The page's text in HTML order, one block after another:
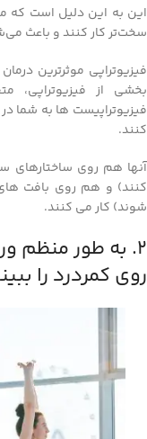
این به این دلیل است که
سخت‌تر کار کنند و باعث
فیزیوتراپی موثرترین
بخشی از فیزیوتراپی،
فیزیوتراپیست ها به شما
کنند.
آنها هم روی
کنند) و هم روی بافت
شوند) کار می کنند.
2. به طور منظم
روی کمردرد را